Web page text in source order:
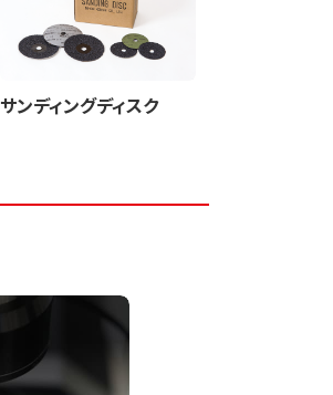
サンディングディスク